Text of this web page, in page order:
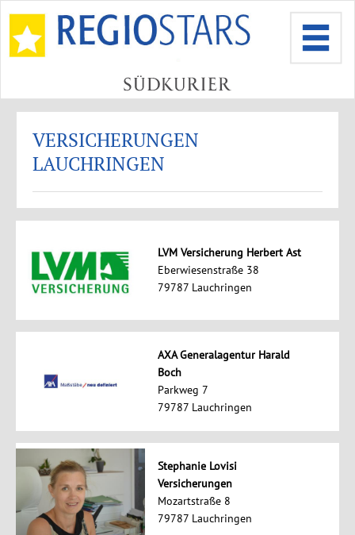
VERSICHERUNGEN
LAUCHRINGEN
LVM Versicherung Herbert Ast
Eberwiesenstraße 38
79787 Lauchringen
AXA Generalagentur Harald
Boch
Parkweg 7
79787 Lauchringen
Stephanie Lovisi
Versicherungen
Mozartstraße 8
79787 Lauchringen